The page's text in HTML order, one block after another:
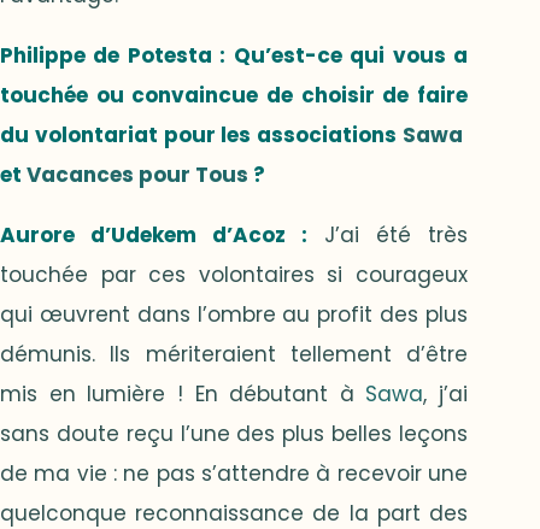
Philippe de Potesta : Qu’est-ce qui vous a
touchée ou convaincue de choisir de faire
du volontariat pour les associations Sawa
et Vacances pour Tous ?
Aurore d’Udekem d’Acoz : J’ai été très
touchée par ces volontaires si courageux
qui œuvrent dans l’ombre au profit des plus
démunis. Ils mériteraient tellement d’être
mis en lumière ! En débutant à Sawa, j’ai
sans doute reçu l’une des plus belles leçons
de ma vie : ne pas s’attendre à recevoir une
quelconque reconnaissance de la part des